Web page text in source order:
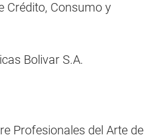
Crédito, Consumo y
Bolivar S.A.
Profesionales del Arte de